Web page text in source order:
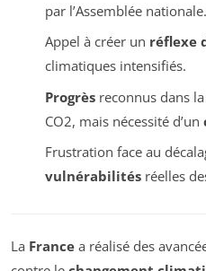
par l’Assemblée nationale.
Appel à créer un réflexe
climatiques intensifiés.
Progrèsreconnus dans
CO2, mais nécessité d’un
Frustration face au
vulnérabilitésréelles
La France a réalisé des